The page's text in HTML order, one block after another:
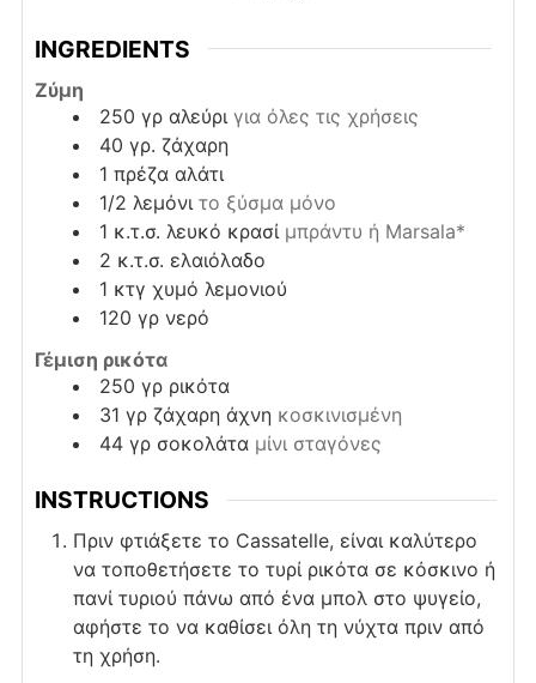
INGREDIENTS
Ζύμη
250 γρ αλεύρι για όλες τις χρήσεις
40 γρ. ζάχαρη
1 πρέζα αλάτι
1/2 λεμόνι το ξύσμα μόνο
1 κ.τ.σ. λευκό κρασί μπράντυ ή Marsala*
2 κ.τ.σ. ελαιόλαδο
1 κτγ χυμό λεμονιού
120 γρ νερό
Γέμιση ρικότα
250 γρ ρικότα
31 γρ ζάχαρη άχνη κοσκινισμένη
44 γρ σοκολάτα μίνι σταγόνες
INSTRUCTIONS
Πριν φτιάξετε το Cassatelle, είναι καλύτερο
να τοποθετήσετε το τυρί ρικότα σε κόσκινο ή
πανί τυριού πάνω από ένα μπολ στο ψυγείο,
αφήστε το να καθίσει όλη τη νύχτα πριν από
τη χρήση.